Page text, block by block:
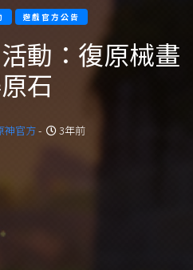
遊戲官方公告
動：復原械畫
石
神官方- 3年前